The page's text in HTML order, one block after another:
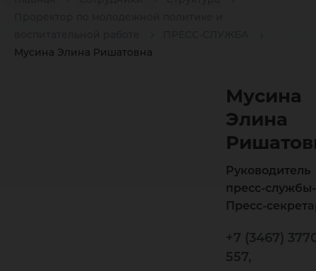
Мусина Элина Ришатовна
Мусина
Элина
Руководитель
пресс-службы-
Пресс-
+7 (3467)
557,